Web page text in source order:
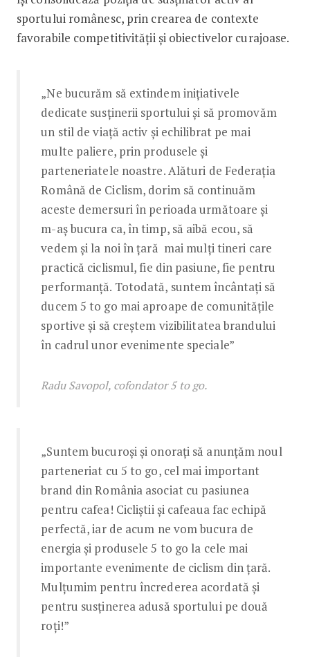
sportului românesc, prin crearea de contexte
favorabile competitivității și obiectivelor curajoase.
„Ne bucurăm să extindem inițiativele
dedicate susținerii sportului și să promovăm
un stil de viață activ și echilibrat pe mai
multe paliere, prin produsele și
parteneriatele noastre. Alături de Federația
Română de Ciclism, dorim să continuăm
aceste demersuri în perioada următoare și
m-aș bucura ca, în timp, să aibă ecou, să
vedem și la noi în țară mai mulți tineri care
practică ciclismul, fie din pasiune, fie pentru
performanță. Totodată, suntem încântați să
ducem 5 to go mai aproape de comunitățile
sportive și să creștem vizibilitatea brandului
în cadrul unor evenimente speciale”
Radu Savopol, cofondator 5 to go.
„Suntem bucuroși și onorați să anunțăm noul
parteneriat cu 5 to go, cel mai important
brand din România asociat cu pasiunea
pentru cafea! Cicliștii și cafeaua fac echipă
perfectă, iar de acum ne vom bucura de
energia și produsele 5 to go la cele mai
importante evenimente de ciclism din țară.
Mulțumim pentru încrederea acordată și
pentru susținerea adusă sportului pe două
roți!”